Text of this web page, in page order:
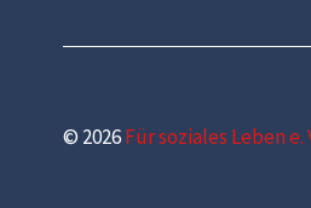
© 2026Für soziales Leben e.